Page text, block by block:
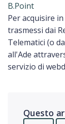
B.Point
Per acquisire
trasmessi dai
Telematici (o
all'Ade
servizio di
Questo